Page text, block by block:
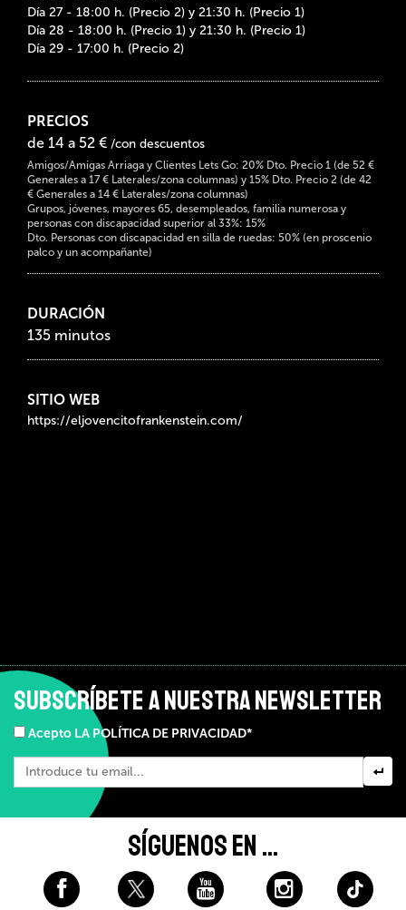
Día 27 - 18:00 h. (Precio 2) y 21:30 h. (Precio 1)
Día 28 - 18:00 h. (Precio 1) y 21:30 h. (Precio 1)
Día 29 - 17:00 h. (Precio 2)
PRECIOS
de 14 a 52 € /con descuentos
Amigos/Amigas Arriaga y Clientes Lets Go: 20% Dto. Precio 1 (de 52 €
Generales a 17 € Laterales/zona columnas) y 15% Dto. Precio 2 (de 42
€ Generales a 14 € Laterales/zona columnas)
Grupos, jóvenes, mayores 65, desempleados, familia numerosa y
personas con discapacidad superior al 33%: 15%
Dto. Personas con discapacidad en silla de ruedas: 50% (en proscenio
palco y un acompañante)
DURACIÓN
135 minutos
SITIO WEB
https://eljovencitofrankenstein.com/
SUBSCRÍBETE A NUESTRA NEWSLETTER
Acepto LA POLÍTICA DE PRIVACIDAD*
SÍGUENOS EN ...